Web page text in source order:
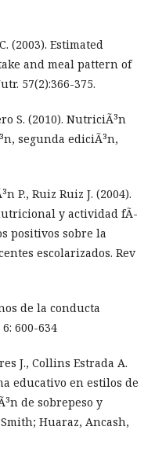
(2003). Estimated
and meal pattern of
57(2):366-375.
S. (2010). NutriciÃ³n
segunda ediciÃ³n,
P., Ruiz Ruiz J. (2004).
y actividad fÃ­
positivos sobre la
escolarizados. Rev
de la conducta
600-634
J., Collins Estrada A.
educativo en estilos de
de sobrepeso y
Huaraz, Ancash,